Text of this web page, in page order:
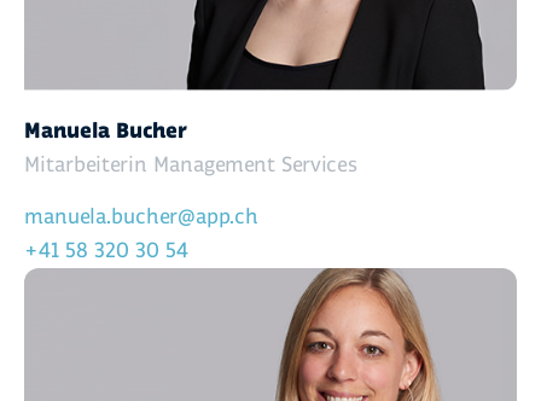
Manuela Bucher
Mitarbeiterin Management Services
manuela.bucher@app.ch
+41 58 320 30 54